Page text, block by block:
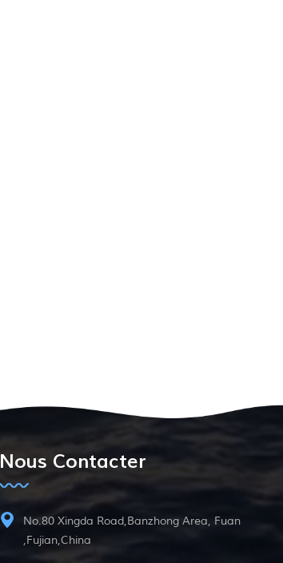
Nous Contacter
No.80 Xingda Road,Banzhong Area, Fuan
,Fujian,China